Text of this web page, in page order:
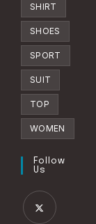
SHIRT
SHOES
SPORT
SUIT
TOP
WOMEN
Follow
Us